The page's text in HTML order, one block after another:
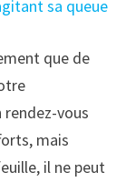
sa queue
que de
vous
mais
il ne peut